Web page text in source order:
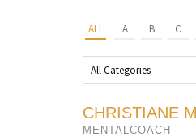
ALL A B C
CHRISTIANE
MENTALCOACH